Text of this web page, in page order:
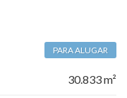
PARA ALUGAR
30.833 m²